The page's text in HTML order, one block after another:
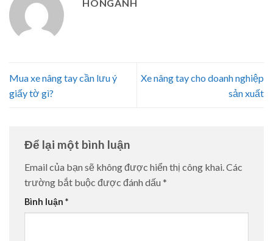
HONGANH
Mua xe nâng tay cần lưu ý
giấy tờ gì?
Xe nâng tay cho doanh nghiệp
sản xuất
Để lại một bình luận
Email của bạn sẽ không được hiển thị công khai.Các
trường bắt buộc được đánh dấu *
Bình luận *